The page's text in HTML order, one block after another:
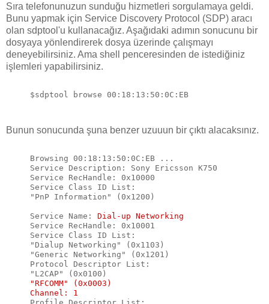
Sıra telefonunuzun sunduğu hizmetleri sorgulamaya geldi.
Bunu yapmak için Service Discovery Protocol (SDP) aracı
olan sdptool'u kullanacağız. Aşağıdaki adımın sonucunu bir
dosyaya yönlendirerek dosya üzerinde çalışmayı
deneyebilirsiniz. Ama shell penceresinden de istediğiniz
işlemleri yapabilirsiniz.
Bunun sonucunda şuna benzer uzuuun bir çıktı alacaksınız.
Browsing 00:18:13:50:0C:EB ...
Service Description: Sony Ericsson K750
Service RecHandle: 0x10000
Service Class ID List:
"PnP Information" (0x1200)
Service Name: Dial-up Networking
Service RecHandle: 0x10001
Service Class ID List:
"Dialup Networking" (0x1103)
"Generic Networking" (0x1201)
Protocol Descriptor List:
"RFCOMM" (0x0003)
Channel: 1